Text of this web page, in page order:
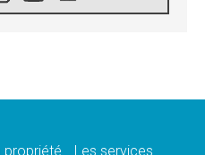
paix ne s'achète pas avec
propriété Les services